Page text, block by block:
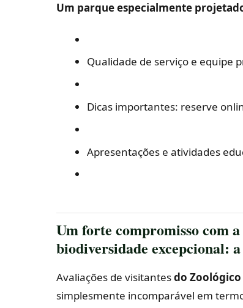
Um parque especialmente
Qualidade de serviço e equipe
Dicas importantes: reserve
Apresentações e atividades
Um forte compromisso com
biodiversidade excepcional:
Avaliações de visitantesdo Zoológico
simplesmente incomparável em